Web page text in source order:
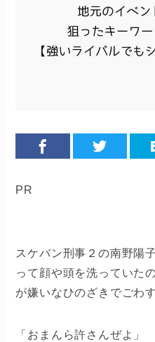
PR
スケバン刑事２の南野陽
って顔や頭を洗っていた
が嫌いなひのざきでごわ
「おまんら許さんぜよ」